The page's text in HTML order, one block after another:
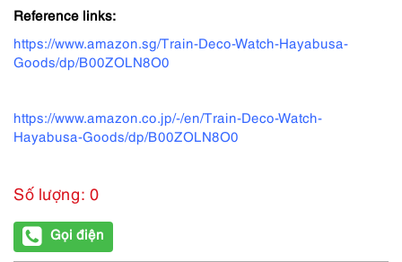
Reference links:
https://www.amazon.sg/Train-Deco-Watch-Hayabusa-
Goods/dp/B00ZOLN8O0
https://www.amazon.co.jp/-/en/Train-Deco-Watch-
Hayabusa-Goods/dp/B00ZOLN8O0
Số lượng: 0
Gọi điện